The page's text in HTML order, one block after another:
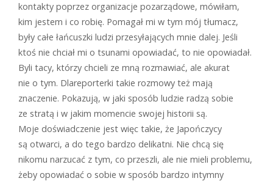
kontakty poprzez organizacje pozarządowe, mówiłam,
kim jestem i co robię. Pomagał mi w tym mój tłumacz,
były całe łańcuszki ludzi przesyłających mnie dalej. Jeśli
ktoś nie chciał mi o tsunami opowiadać, to nie opowiadał.
Byli tacy, którzy chcieli ze mną rozmawiać, ale akurat
nie o tym. Dlareporterki takie rozmowy też mają
znaczenie. Pokazują, w jaki sposób ludzie radzą sobie
ze stratą i w jakim momencie swojej historii są.
Moje doświadczenie jest więc takie, że Japończycy
są otwarci, a do tego bardzo delikatni. Nie chcą się
nikomu narzucać z tym, co przeszli, ale nie mieli problemu,
żeby opowiadać o sobie w sposób bardzo intymny